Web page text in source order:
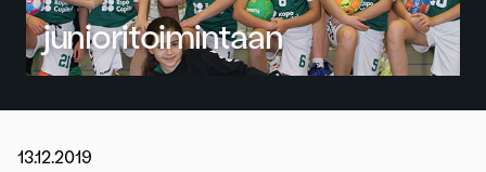
junioritoimintaan
13.12.2019